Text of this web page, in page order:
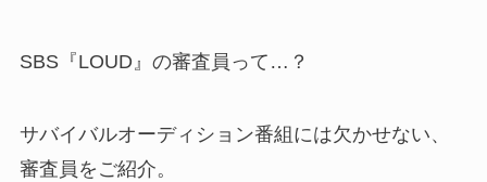
SBS『LOUD』の審査員って…？
サバイバルオーディション番組には欠かせない、
審査員をご紹介。